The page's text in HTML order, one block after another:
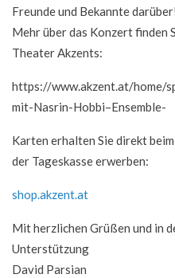
Freunde und Bekannte
Mehr über das Konzert finden
Theater Akzents:
https://www.akzent.at/home/
mit-Nasrin-Hobbi–Ensemble-
Karten erhalten Sie direkt
der Tageskasse erwerben:
shop.akzent.at
Mit herzlichen Grüßen und in
Unterstützung
David Parsian